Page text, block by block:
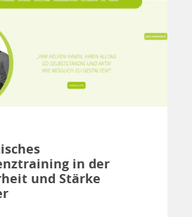
in der
und Stärke